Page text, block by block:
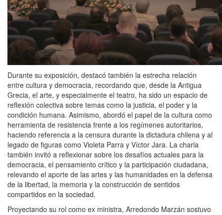
Durante su exposición, destacó también la estrecha relación
entre cultura y democracia, recordando que, desde la Antigua
Grecia, el arte, y especialmente el teatro, ha sido un espacio de
reflexión colectiva sobre temas como la justicia, el poder y la
condición humana. Asimismo, abordó el papel de la cultura como
herramienta de resistencia frente a los regímenes autoritarios,
haciendo referencia a la censura durante la dictadura chilena y al
legado de figuras como Violeta Parra y Víctor Jara. La charla
también invitó a reflexionar sobre los desafíos actuales para la
democracia, el pensamiento crítico y la participación ciudadana,
relevando el aporte de las artes y las humanidades en la defensa
de la libertad, la memoria y la construcción de sentidos
compartidos en la sociedad.
Proyectando su rol como ex ministra, Arredondo Marzán sostuvo